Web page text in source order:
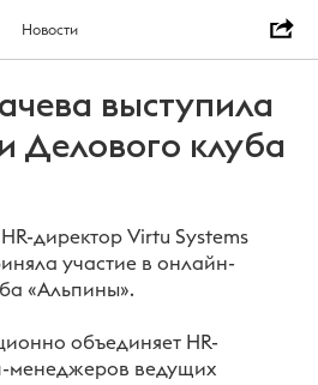
Новости
выступила
Делового клуба
директор Virtu Systems
участие в онлайн-
«Альпины».
объединяет HR-
менеджеров ведущих